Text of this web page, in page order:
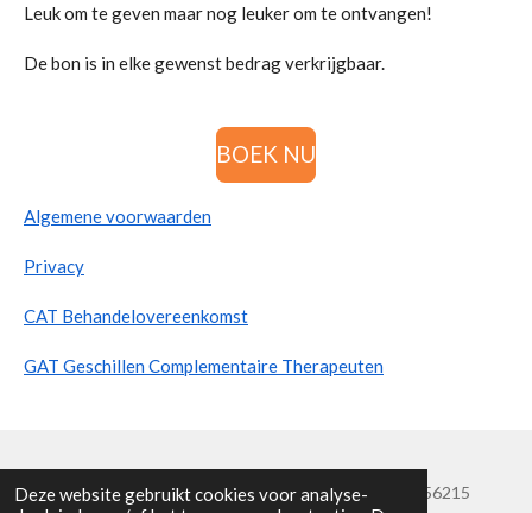
Deze website gebruikt cookies voor analyse-
Leuk om te geven maar nog leuker om te ontvangen!
De bon is in elke gewenst bedrag verkrijgbaar.
BOEK NU
Algemene voorwaarden
Privacy
CAT Behandelovereenkomst
GAT Geschillen Complementaire Therapeuten
© 2026 Lo-A-Njoe Reflextherapie Tel. + 31 (0)6 - 22156215